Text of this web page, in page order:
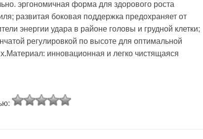
эргономичная форма для здорового роста
развитая боковая поддержка предохраняет от
энергии удара в районе головы и грудной клетки;
регулировкой по высоте для оптимальной
инновационная и легко чистящаяся